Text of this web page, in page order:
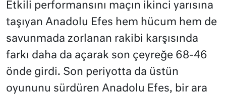
Etkili performansını maçın ikinci yarısına
taşıyan Anadolu Efes hem hücum hem de
savunmada zorlanan rakibi karşısında
farkı daha da açarak son çeyreğe 68-46
önde girdi. Son periyotta da üstün
oyununu sürdüren Anadolu Efes, bir ara